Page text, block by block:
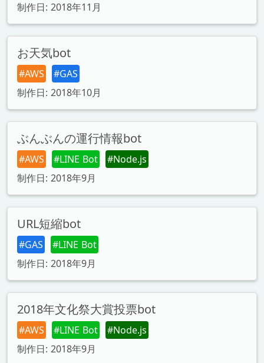
制作日: 2018年11月
お天気bot
#AWS
#GAS
制作日: 2018年10月
ぶんぶんの運行情報bot
#AWS #LINE Bot
#Node.js
制作日: 2018年9月
URL短縮bot
#GAS
#LINE Bot
制作日: 2018年9月
2018年文化祭大賞投票bot
#AWS #LINE Bot
#Node.js
制作日: 2018年9月